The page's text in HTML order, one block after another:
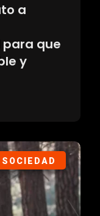
a
que
y
SOCIEDAD